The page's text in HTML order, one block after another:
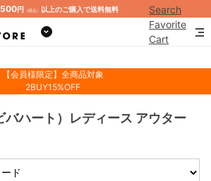
円 （税込） 以上のご購入で送料無料
Search
Favorite
Cart
【会員様限定】全商品対象
2BUY15%OFF
バハート）レディース アウター